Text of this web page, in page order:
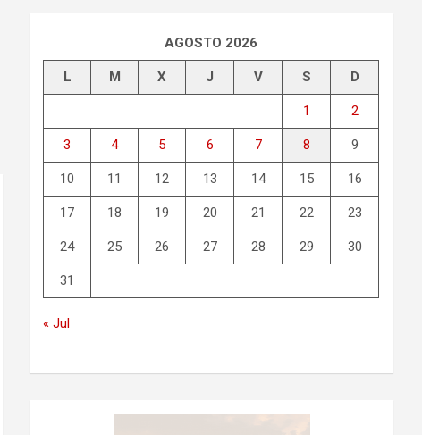
AGOSTO 2026
L M X J V S D
1 2
3 4 5 6 7 8 9
10 11 12 13 14 15 16
17 18 19 20 21 22 23
24 25 26 27 28 29 30
31
« Jul